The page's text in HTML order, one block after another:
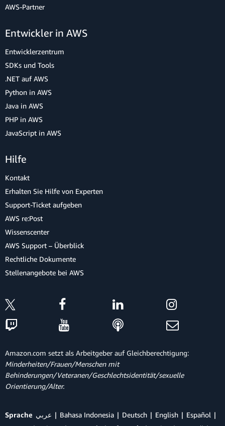
AWS-Partner
Entwickler in AWS
Entwicklerzentrum
SDKs und Tools
.NET auf AWS
Python in AWS
Java in AWS
PHP in AWS
JavaScript in AWS
Hilfe
Kontakt
Erhalten Sie Hilfe von Experten
Support-Ticket aufgeben
AWS re:Post
Wissenscenter
AWS Support – Überblick
Rechtliche Dokumente
Stellenangebote bei AWS
Amazon.com setzt als Arbeitgeber auf Gleichberechtigung:
Minderheiten/Frauen/Menschen mit
Behinderungen/Veteranen/Geschlechtsidentität/sexuelle
Orientierung/Alter.
Sprache عربي Bahasa Indonesia Deutsch English
Español